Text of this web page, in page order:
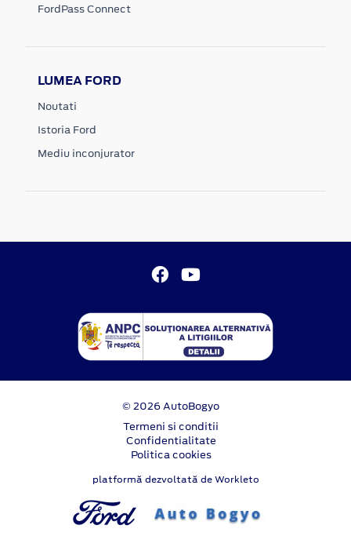
FordPass Connect
LUMEA FORD
Noutati
Istoria Ford
Mediu inconjurator
© 2026 AutoBogyo
Termeni si conditii
Confidentialitate
Politica cookies
platformă dezvoltată de Workleto